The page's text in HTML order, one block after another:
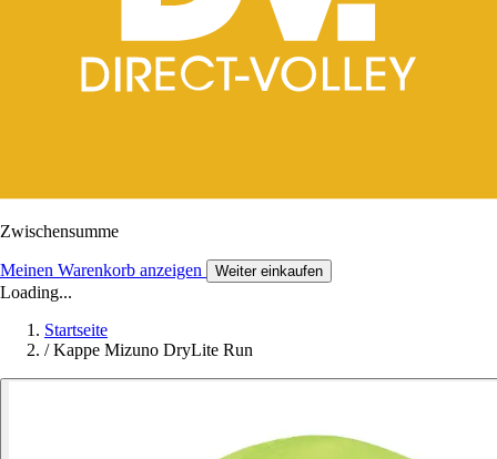
Zwischensumme
Meinen Warenkorb anzeigen Weiter einkaufen
Loading...
Startseite
/ Kappe Mizuno DryLite Run